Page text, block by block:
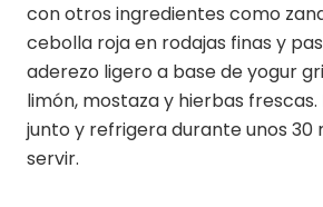
con otros ingredientes como
cebolla roja en rodajas finas y
aderezo ligero a base de yogur
limón, mostaza y hierbas
junto y refrigera durante unos 30
servir.